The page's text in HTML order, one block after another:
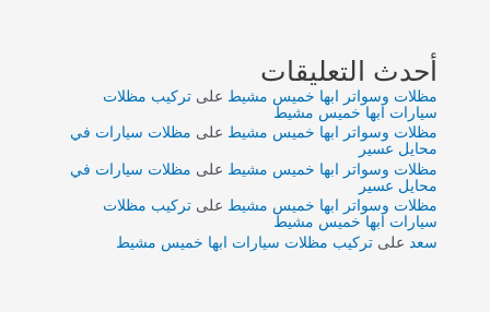
أحدث التعليقات
مظلات وسواتر ابها خميس مشيط علىتركيب مظلات
سيارات ابها خميس مشيط
مظلات وسواتر ابها خميس مشيط على مظلات سيارات في
محايل عسير
مظلات وسواتر ابها خميس مشيط على مظلات سيارات في
محايل عسير
مظلات وسواتر ابها خميس مشيط علىتركيب مظلات
سيارات ابها خميس مشيط
سعد علىتركيب مظلات سيارات ابها خميس مشيط